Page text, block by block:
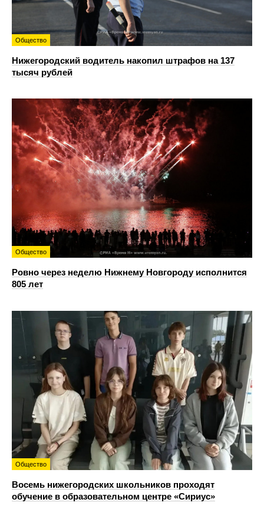
Общество
Нижегородский водитель накопил штрафов на 137
тысяч рублей
Общество
Ровно через неделю Нижнему Новгороду исполнится
805 лет
Общество
Восемь нижегородских школьников проходят
обучение в образовательном центре «Сириус»